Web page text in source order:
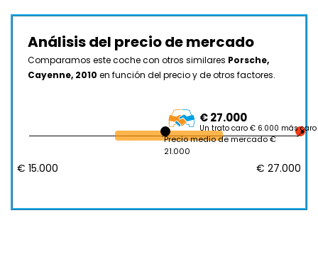
Análisis del precio de mercado
Comparamos este coche con otros similares Porsche,
Cayenne, 2010 en función del precio y de otros factores.
€ 27.000
Un trato caro € 6.000 más caro
Precio medio de mercado €
21.000
€ 15.000 € 27.000